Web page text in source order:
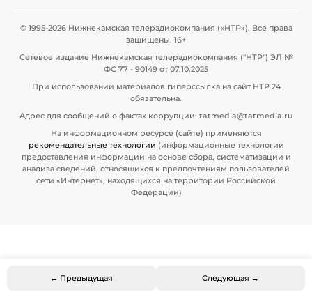
← Предыдущая Следующая →
© 1995-2026 Нижнекамская телерадиокомпания («НТР»). Все права
защищены. 16+
Сетевое издание Нижнекамская телерадиокомпания ("НТР") ЭЛ №
ФС 77 - 90149 от 07.10.2025
При использовании материалов гиперссылка на сайт НТР 24
обязательна.
Адрес для сообщений о фактах коррупции: tatmedia@tatmedia.ru
На информационном ресурсе (сайте) применяются
рекомендательные технологии (информационные технологии
предоставления информации на основе сбора, систематизации и
анализа сведений, относящихся к предпочтениям пользователей
сети «Интернет», находящихся на территории Российской
Федерации)